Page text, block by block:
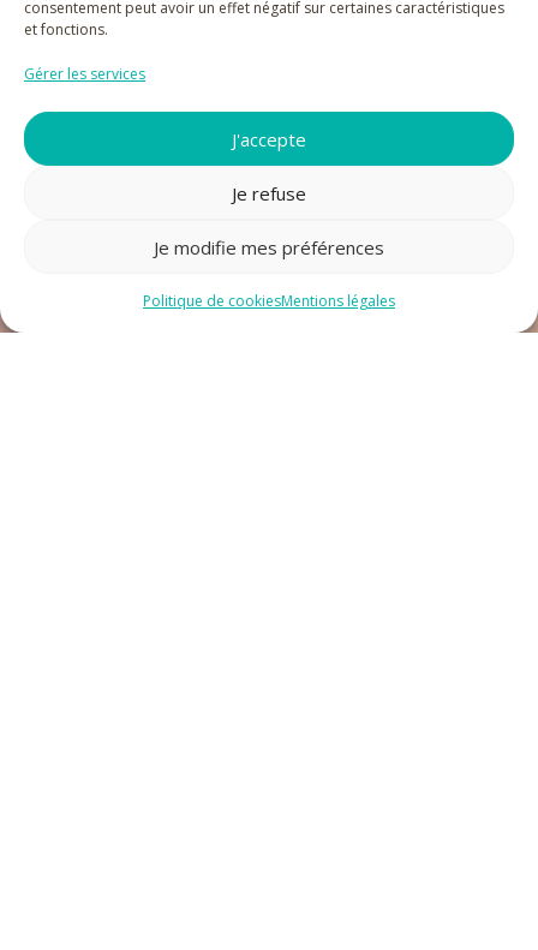
consentement peut avoir un effet négatif sur certaines caractéristiques
et fonctions.
Gérer les services
J'accepte
Je refuse
Je modifie mes préférences
Politique de cookiesMentions légales
Paiements acceptés